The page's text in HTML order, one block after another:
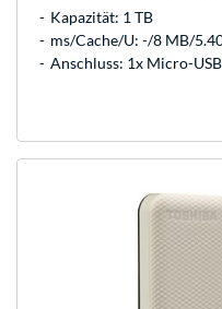
Kapazität: 1 TB
ms/Cache/U: -/8 MB/
Anschluss: 1x Micro-